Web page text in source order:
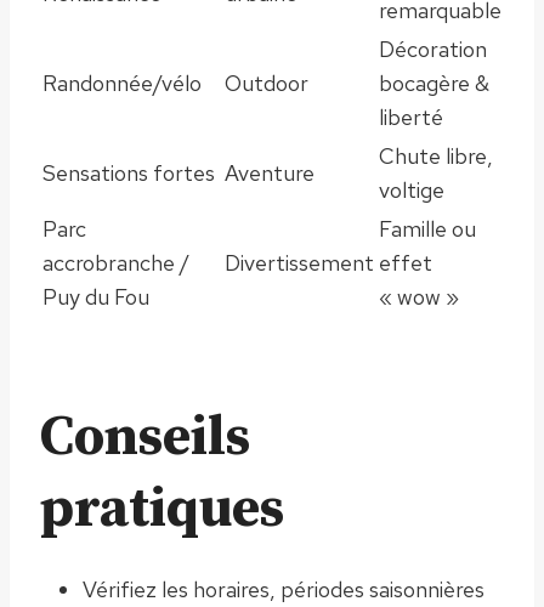
remarquable
Randonnée/vélo Outdoor
Décoration
bocagère &
liberté
Sensations fortes Aventure
Chute libre,
voltige
Parc
accrobranche /
Puy du Fou
Divertissement
Famille ou
effet
« wow »
Conseils
pratiques
Vérifiez les horaires, périodes saisonnières